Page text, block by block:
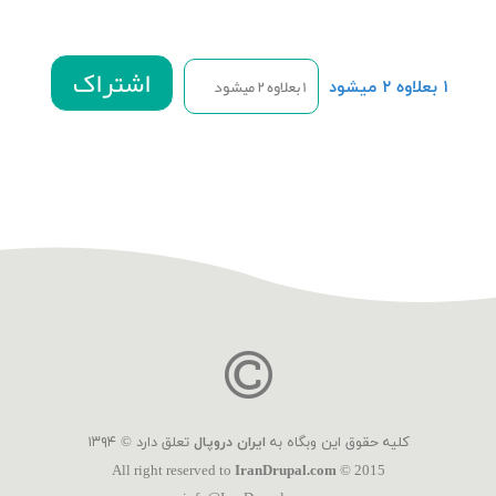
۱ بعلاوه ۲ میشود
کلیه حقوق این وبگاه به ایران دروپال تعلق دارد © ۱۳۹۴
All right reserved to IranDrupal.com© 2015